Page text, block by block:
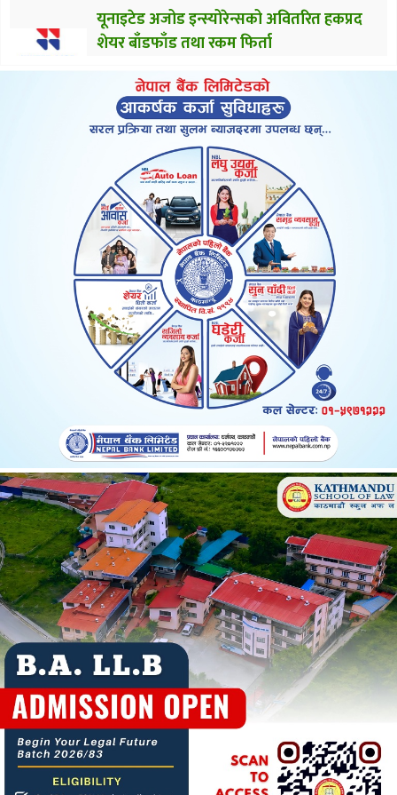
यूनाइटेड अजोड इन्स्योरेन्सको अवितरित हकप्रद
शेयर बाँडफाँड तथा रकम फिर्ता